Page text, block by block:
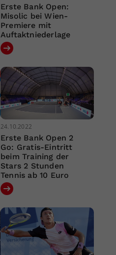
Erste Bank Open:
Misolic bei Wien-
Premiere mit
Auftaktniederlage
24.10.2022
Erste Bank Open 2
Go: Gratis-Eintritt
beim Training der
Stars 2 Stunden
Tennis ab 10 Euro